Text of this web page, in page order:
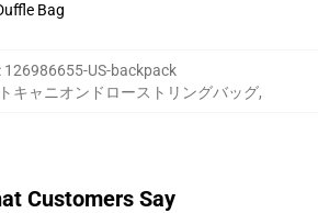
Bag
126986655-US-backpack
キャニオンドローストリングバッグ,
Customers Say